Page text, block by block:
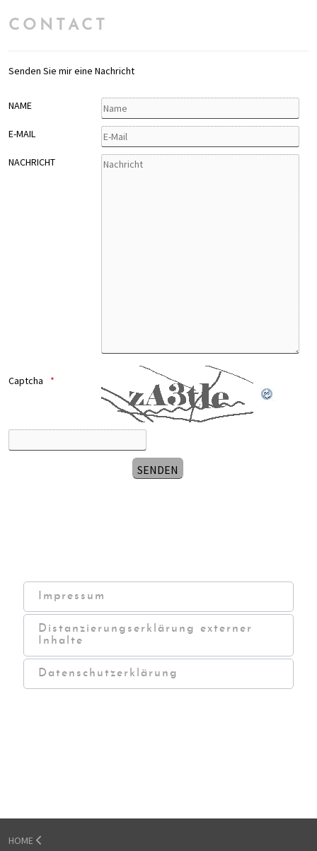
CONTACT
Senden Sie mir eine Nachricht
NAME
E-MAIL
NACHRICHT
Captcha
Impressum
Distanzierungserklärung externer
Inhalte
Datenschutzerklärung
HOME